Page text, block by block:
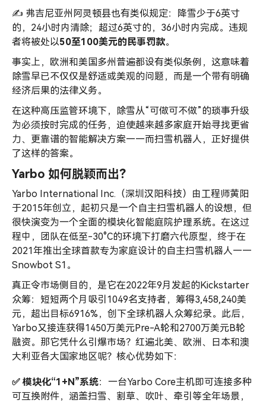
✍️ 弗吉尼亚州阿灵顿县也有类似规定：降雪少于6英寸
的，24小时内清除；超过6英寸的，36小时内完成。违规
者将被处以50至100美元的民事罚款。
事实上，欧洲和美国多州普遍都设有类似条例，这意味着
除雪早已不仅仅是舒适或美观的问题，而是一个带有明确
经济后果的法律义务。
在这种高压监管环境下，除雪从“可做可不做”的琐事升级
为必须按时完成的任务，迫使越来越多家庭开始寻找更省
力、更靠谱的智能解决方案——而扫雪机器人，正好提供
了这样的答案。
Yarbo 如何脱颖而出？
Yarbo International Inc.（深圳汉阳科技）由工程师黄阳
于2015年创立，起初只是一个自主扫雪机器人的设想，但
很快演变为一个全面的模块化智能庭院护理系统。在这过
程中，团队在低至-30°C的环境下打磨六代原型，终于在
2021年推出全球首款专为家庭设计的自主扫雪机器人——
Snowbot S1。
真正令市场侧目的，是它在2022年9月发起的Kickstarter
众筹：短短两个月吸引1049名支持者，筹得3,458,240美
元，超出目标6916%，创下全球机器人众筹纪录。此后，
Yarbo又接连获得1450万美元Pre-A轮和2700万美元B轮
融资。那它凭什么引爆市场？红遍北美、欧洲、日本和澳
大利亚各大国家地区呢？核心优势如下：
✅ 模块化“1+N”系统：一台Yarbo Core主机即可连接多种
可互换附件，涵盖扫雪、割草、吹叶、牵引等全年场景，